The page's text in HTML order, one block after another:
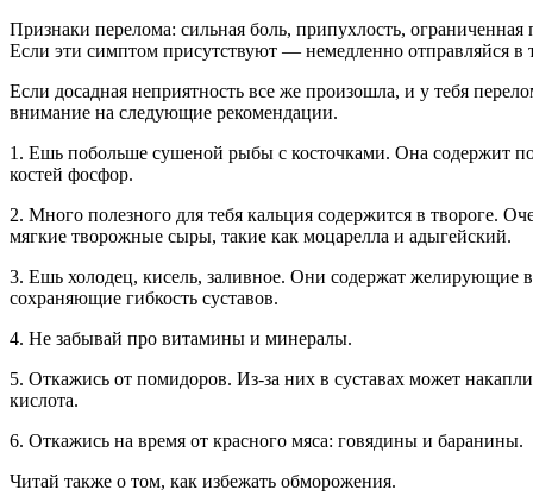
Признаки перелома: сильная боль, припухлость, ограниченная
Если эти симптом присутствуют — немедленно отправляйся в
Если досадная неприятность все же произошла, и у тебя
внимание на следующие рекомендации.
1. Ешь побольше сушеной рыбы с косточками. Она содержит
костей фосфор.
2. Много полезного для тебя кальция содержится в твороге.
мягкие творожные сыры, такие как моцарелла и адыгейский.
3. Ешь холодец, кисель, заливное. Они содержат желирующие
сохраняющие гибкость суставов.
4. Не забывай про витамины и минералы.
5. Откажись от помидоров. Из-за них в суставах может
кислота.
6. Откажись на время от красного мяса: говядины и баранины.
Читай также о том, как избежать обморожения.